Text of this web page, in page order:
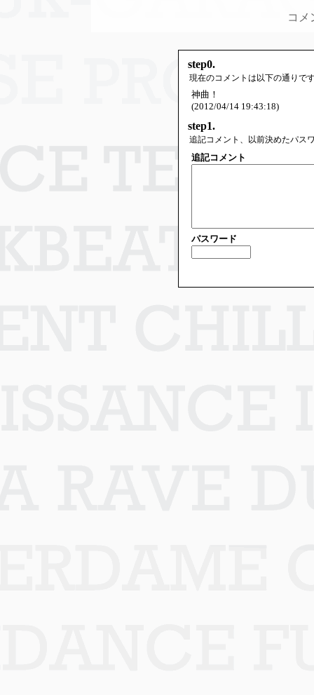
コメ
step0.
現在のコメントは以下の通りで
神曲！
(2012/04/14 19:43:18)
step1.
追記コメント、以前決めたパス
追記コメント
パスワード